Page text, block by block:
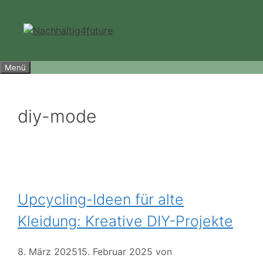
springen
Menü
diy-mode
Upcycling-Ideen für alte
Kleidung: Kreative DIY-Projekte
8. März 202515. Februar 2025 von